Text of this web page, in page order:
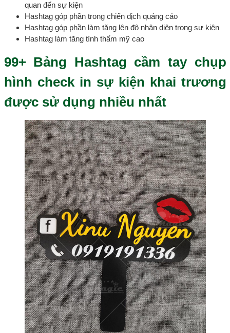
quan đến sự kiện
Hashtag góp phần trong chiến dịch quảng cáo
Hashtag góp phần làm tăng lên độ nhận diện trong sự kiện
Hashtag làm tăng tính thẩm mỹ cao
99+ Bảng Hashtag cầm tay chụp
hình check in sự kiện khai trương
được sử dụng nhiều nhất